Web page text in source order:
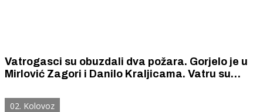
Vatrogasci su obuzdali dva požara. Gorjelo je u
Mirlović Zagori i Danilo Kraljicama. Vatru su
a pomagali su i vatrogasni zrakoplovi.
02. Kolovoz